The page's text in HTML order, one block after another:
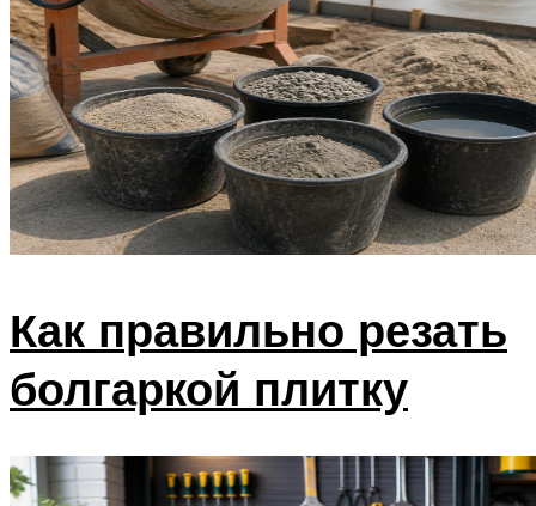
Как правильно резать
болгаркой плитку